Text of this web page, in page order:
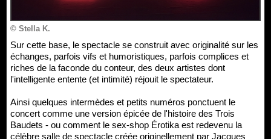
© Stella K.
Sur cette base, le spectacle se construit avec originalité sur les
échanges, parfois vifs et humoristiques, parfois complices et
riches de la faconde du conteur, des deux artistes dont
l'intelligente entente (et intimité) réjouit le spectateur.
Ainsi quelques intermèdes et petits numéros ponctuent le
concert comme une version épicée de l'histoire des Trois
Baudets - ou comment le sex-shop Érotika est redevenu la
célèbre salle de spectacle créée originellement par Jacques